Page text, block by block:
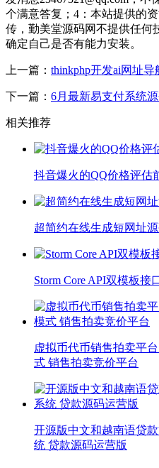
个满意答复；4：本站提供的
传，勤美堂源码网不提供任何
确定自己是否有能力安装。
上一篇： thinkphp开发ai网址导
下一篇： 6月最新易支付系统
相关推荐
抖音爆火的QQ价格评估
超简约在线生成短网址
Storm Core API双模板接
虚拟币代币销售拍卖平
式 销售拍卖竞价平台
开源版中文和越南语贷
统 贷款源码运营版